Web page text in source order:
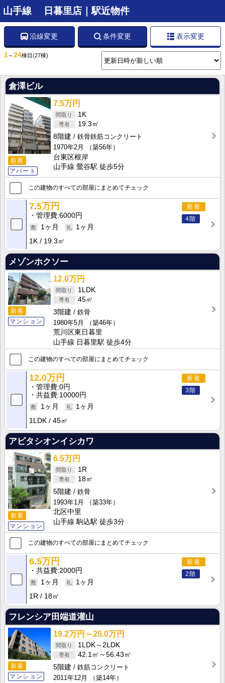
山手線 日暮里店｜駅近物件
沿線変更 条件変更 表示変更
1～24棟目 (27棟)
倉澤ビル
新着
アパート
7.5万円
1K
19.3㎡
8階建
鉄骨鉄筋コンクリート
1970年2月
（築56年）
台東区根岸
山手線 鶯谷駅 徒歩5分
この建物のすべての部屋にまとめてチェック
新着
4階
7.5万円
管理費 6000円
1ヶ月
1ヶ月
1K
19.3㎡
メゾンホクソー
新着
マンション
12.0万円
1LDK
45㎡
3階建
鉄骨
1980年5月
（築46年）
荒川区東日暮里
山手線 日暮里駅 徒歩4分
この建物のすべての部屋にまとめてチェック
新着
3階
12.0万円
管理費 0円
共益費 10000円
1ヶ月
1ヶ月
1LDK
45㎡
アビタシオンイシカワ
新着
マンション
6.5万円
1R
18㎡
5階建
鉄骨
1993年1月
（築33年）
北区中里
山手線 駒込駅 徒歩3分
この建物のすべての部屋にまとめてチェック
新着
2階
6.5万円
共益費 2000円
1ヶ月
1ヶ月
1R
18㎡
フレンシア田端道灌山
新着
マンション
19.2万円～25.0万円
1LDK～2LDK
42.1㎡～56.43㎡
5階建
鉄筋コンクリート
2011年12月
（築14年）